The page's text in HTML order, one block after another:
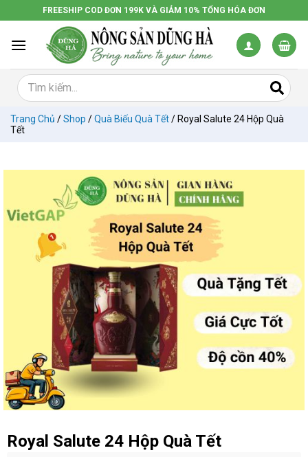
đến
dung
FREESHIP COD ĐƠN 199K VÀ GIẢM 10% TỔNG HÓA ĐƠN
Trang Chủ /Shop /Quà Biếu Quà Tết/ Royal Salute 24 Hộp Quà
Tết
Royal Salute 24 Hộp Quà Tết